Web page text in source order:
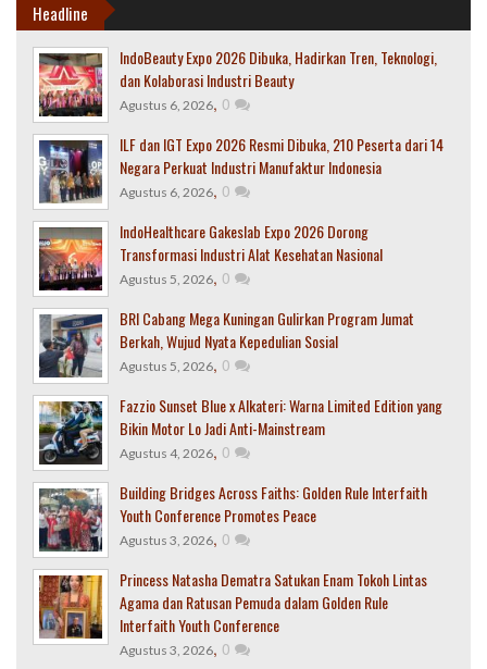
Headline
IndoBeauty Expo 2026 Dibuka, Hadirkan Tren, Teknologi,
dan Kolaborasi Industri Beauty
Agustus 6, 2026, 0
ILF dan IGT Expo 2026 Resmi Dibuka, 210 Peserta dari 14
Negara Perkuat Industri Manufaktur Indonesia
Agustus 6, 2026, 0
IndoHealthcare Gakeslab Expo 2026 Dorong
Transformasi Industri Alat Kesehatan Nasional
Agustus 5, 2026, 0
BRI Cabang Mega Kuningan Gulirkan Program Jumat
Berkah, Wujud Nyata Kepedulian Sosial
Agustus 5, 2026, 0
Fazzio Sunset Blue x Alkateri: Warna Limited Edition yang
Bikin Motor Lo Jadi Anti-Mainstream
Agustus 4, 2026, 0
Building Bridges Across Faiths: Golden Rule Interfaith
Youth Conference Promotes Peace
Agustus 3, 2026, 0
Princess Natasha Dematra Satukan Enam Tokoh Lintas
Agama dan Ratusan Pemuda dalam Golden Rule
Interfaith Youth Conference
Agustus 3, 2026, 0